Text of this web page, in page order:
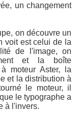
un changement
on découvre un
voit est celui de la
de l'image, on
et la boîte
moteur Aster, la
et la distribution à
le moteur, il
le typographe a
à l'invers.